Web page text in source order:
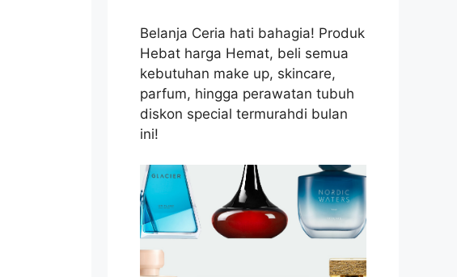
Belanja Ceria hati bahagia! Produk
Hebat harga Hemat, beli semua
kebutuhan make up, skincare,
parfum, hingga perawatan tubuh
diskon special termurahdi bulan
ini!